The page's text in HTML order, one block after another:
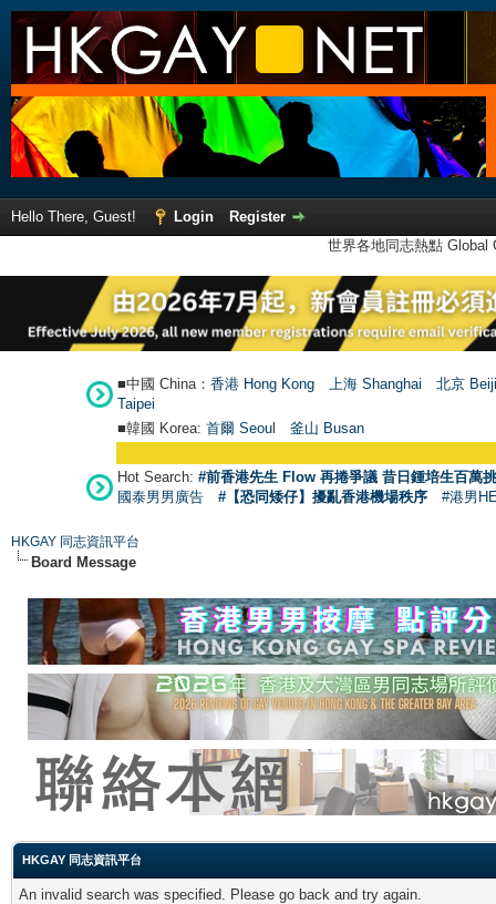
Hello There, Guest! Login
Register
世界各地同志熱點
■中國 China： 香港 Hong Kong 上海 Shanghai
北京
Taipei
■韓國 Korea: 首爾 Seoul 釜山 Busan
Hot Search: #前香港先生 Flow 再捲爭議 昔日鍾培生百萬
國泰男男廣告
#【恐同矮仔】擾亂香港機場秩序 #港男
HKGAY 同志資訊平台
Board Message
HKGAY 同志資訊平台
An invalid search was specified. Please go back and try again.